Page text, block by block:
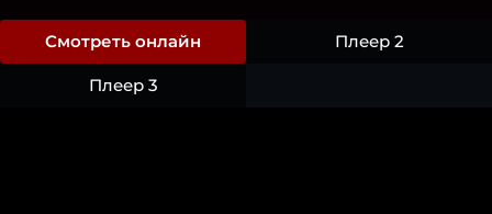
Смотреть онлайн Плеер 2
Плеер 3